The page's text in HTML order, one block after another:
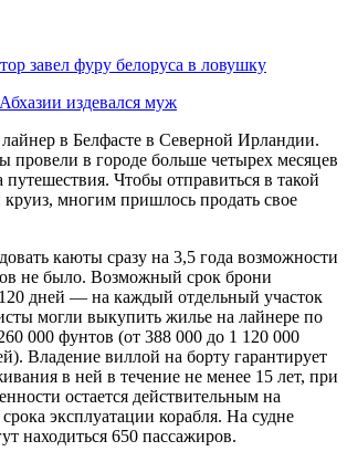
завел фуру белоруса в ловушку
издевался муж
в Белфасте в Северной Ирландии.
провели в городе больше четырех месяцев
Чтобы отправиться в такой
многим пришлось продать свое
каюты сразу на 3,5 года возможности
не было. Возможный срок брони
дней — на каждый отдельный участок
могли выкупить жилье на лайнере по
000 фунтов (от 388 000 до 1 120 000
Владение виллой на борту гарантирует
в ней в течение не менее 15 лет, при
остается действительным на
эксплуатации корабля. На судне
находиться 650 пассажиров.